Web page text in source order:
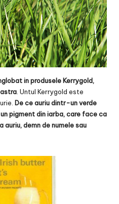
in produsele Kerrygold,
. Untul Kerrygold este
De ce auriu dintr-un verde
pigment din iarba, care face ca
auriu, demn de numele sau